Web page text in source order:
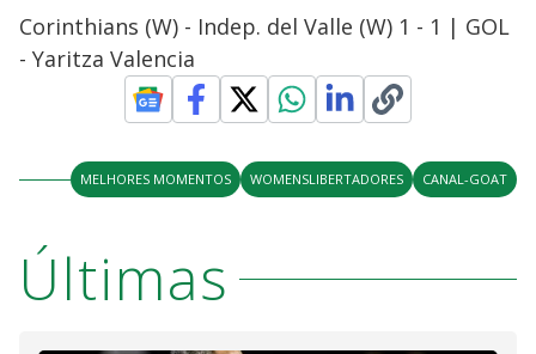
Corinthians (W) - Indep. del Valle (W) 1 - 1 | GOL
- Yaritza Valencia
MELHORES MOMENTOS WOMENSLIBERTADORES CANAL-GOAT
Últimas